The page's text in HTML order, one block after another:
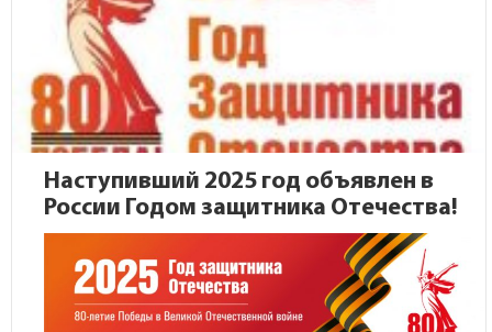
Наступивший 2025 год объявлен в
России Годом защитника Отечества!